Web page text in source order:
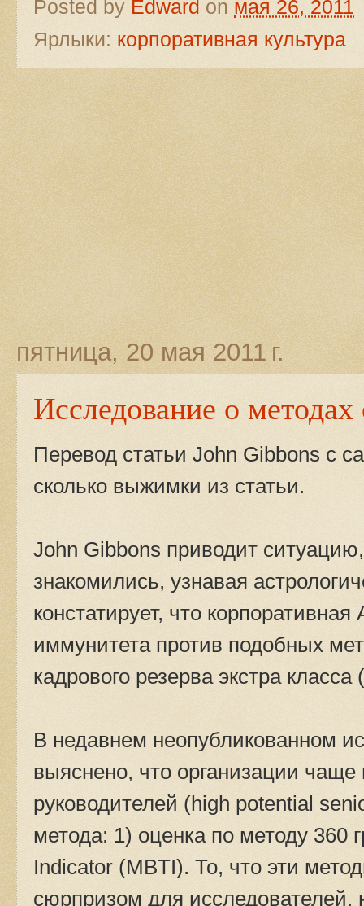
Posted by Edward on мая 26, 2011
Ярлыки: корпоративная культура
пятница, 20 мая 2011 г.
Исследование о методах
Перевод статьи John Gibbons с
сколько выжимки из статьи.
John Gibbons приводит
знакомились, узнавая
констатирует, что
иммунитета против подобных
кадрового резерва экстра
В недавнем неопубликованном
выяснено, что организации чаще
руководителей (high potential
метода: 1) оценка по методу 360
Indicator (MBTI). То, что эти
сюрпризом для исследователей,